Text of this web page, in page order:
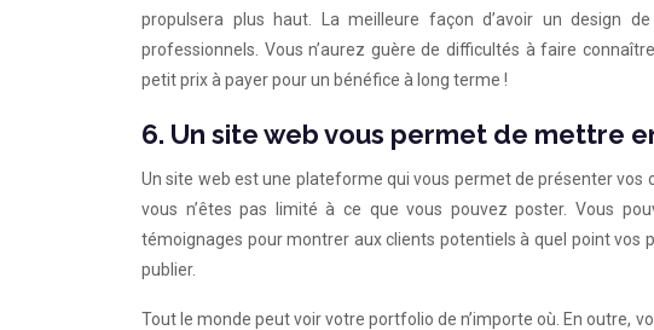
propulsera plus haut. La meilleure façon d’avoir un design
professionnels. Vous n’aurez guère de difficultés à faire
petit prix à payer pour un bénéfice à long terme !
6. Un site web vous permet de mettre
Un site web est une plateforme qui vous permet de présenter
vous n’êtes pas limité à ce que vous pouvez poster. Vous
témoignages pour montrer aux clients potentiels à quel point vos
publier.
Tout le monde peut voir votre portfolio de n’importe où. En outre,